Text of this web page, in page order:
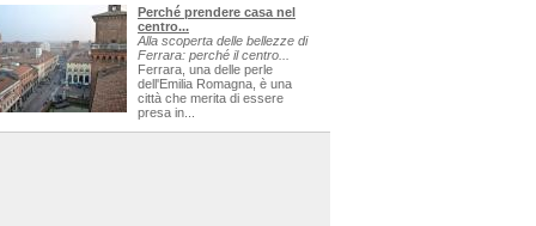
Perché prendere casa nel
centro...
Alla scoperta delle bellezze di
Ferrara: perché il centro...
Ferrara, una delle perle
dell'Emilia Romagna, è una
città che merita di essere
presa in...